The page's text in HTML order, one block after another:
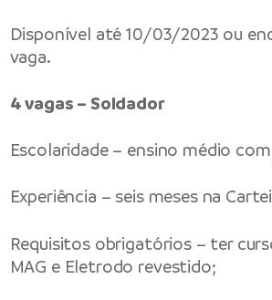
Disponível até 10/03/2023 ou
vaga.
4 vagas – Soldador
Escolaridade – ensino médio
Experiência – seis meses na
Requisitos obrigatórios – ter
MAG e Eletrodo revestido;